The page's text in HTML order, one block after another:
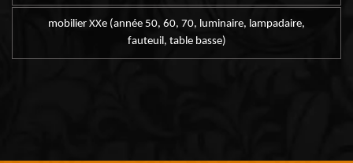
mobilier XXe (année 50, 60, 70, luminaire, lampadaire,
fauteuil, table basse)